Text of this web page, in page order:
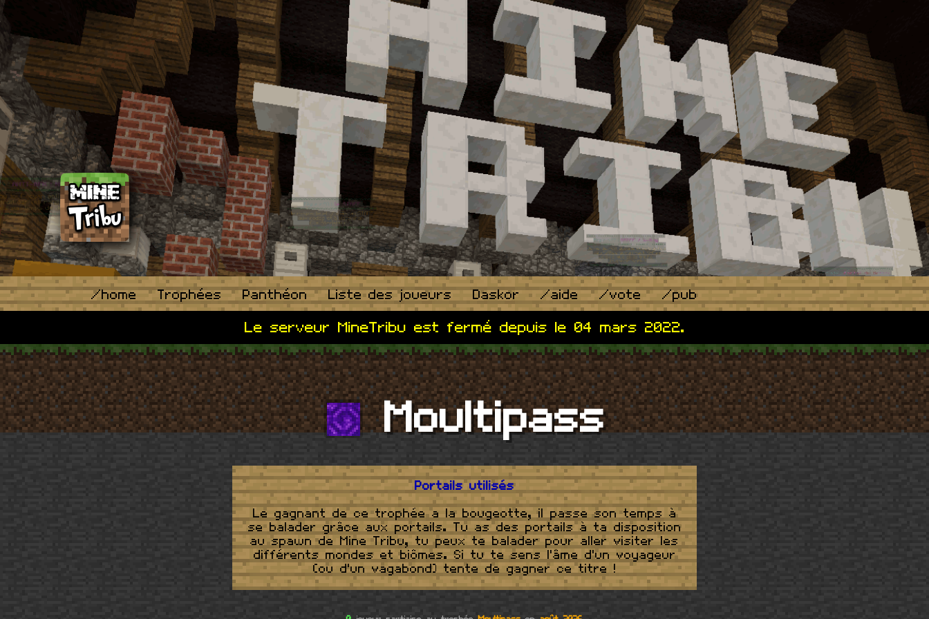
/home Trophées Panthéon Liste des joueurs Daskor /aide /vote /pub
Le serveur MineTribu est fermé depuis le 04 mars 2022.
Moultipass
Portails utilisés
Le gagnant de ce trophée a la bougeotte, il passe son temps à
se balader grâce aux portails. Tu as des portails à ta disposition
au spawn de Mine Tribu, tu peux te balader pour aller visiter les
différents mondes et biômes. Si tu te sens l'âme d'un voyageur
(ou d'un vagabond) tente de gagner ce titre !